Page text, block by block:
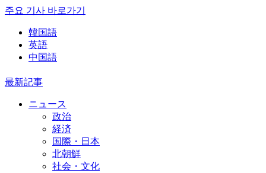
주요 기사 바로가기
韓国語
英語
中国語
最新記事
ニュース
政治
経済
国際・日本
北朝鮮
社会・文化